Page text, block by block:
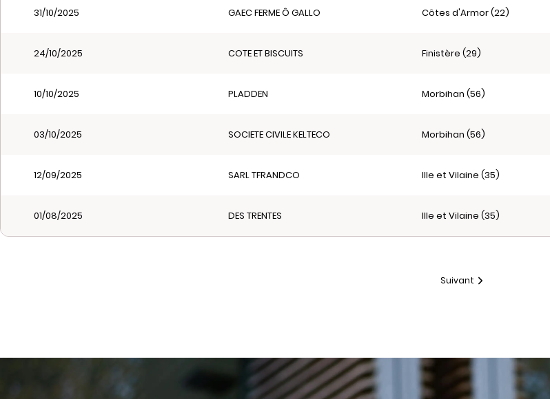
31/10/2025 GAEC FERME Ô GALLO Côtes d'Armor (22)
24/10/2025 COTE ET BISCUITS Finistère (29)
10/10/2025 PLADDEN Morbihan (56)
03/10/2025 SOCIETE CIVILE KELTECO Morbihan (56)
12/09/2025 SARL TFRANDCO Ille et Vilaine (35)
01/08/2025 DES TRENTES Ille et Vilaine (35)
Suivant